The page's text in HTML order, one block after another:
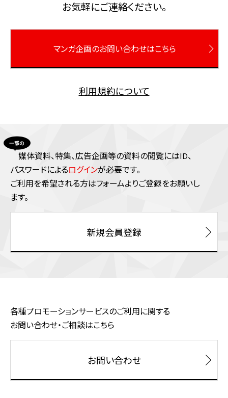
お気軽にご連絡ください。
マンガ企画のお問い合わせはこちら
利用規約について
媒体資料、特集、広告企画等の資料の閲覧にはID、
パスワードによるログインが必要です。
ご利⽤を希望される⽅はフォームよりご登録をお願いし
ます。
新規会員登録
各種プロモーションサービスのご利用に関する
お問い合わせ・ご相談はこちら
お問い合わせ